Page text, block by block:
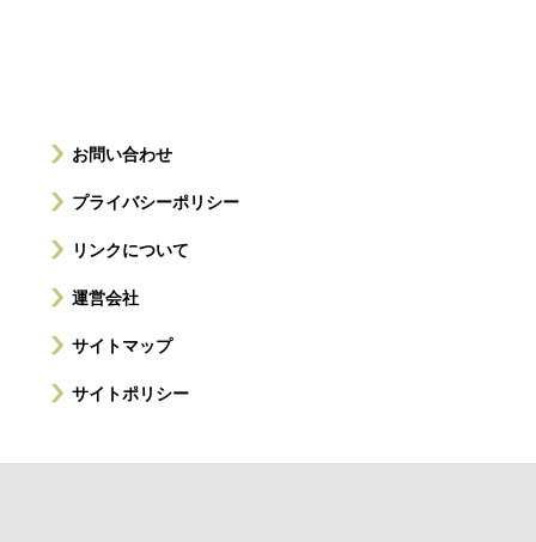
お問い合わせ
プライバシーポリシー
リンクについて
運営会社
サイトマップ
サイトポリシー